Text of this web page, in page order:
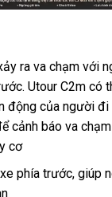
ra va chạm với
Utour C2m có
động của người
cảnh báo va
cơ
phía trước, giúp